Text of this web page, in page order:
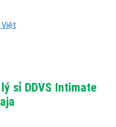
Việt
sỉ DDVS Intimate